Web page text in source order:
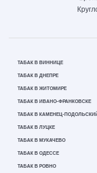
ТАБАК В ВИННИЦЕ
ТАБАК В ДНЕПРЕ
ТАБАК В ЖИТОМИРЕ
ТАБАК В ИВАНО-ФРАНКОВСКЕ
ТАБАК В КАМЕНЕЦ-
ТАБАК В ЛУЦКЕ
ТАБАК В МУКАЧЕВО
ТАБАК В ОДЕССЕ
ТАБАК В РОВНО